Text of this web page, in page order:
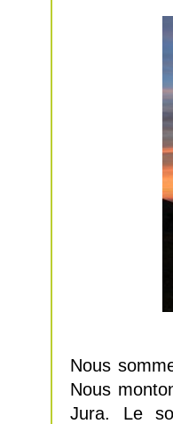
Nous
Nous
Jura. Le